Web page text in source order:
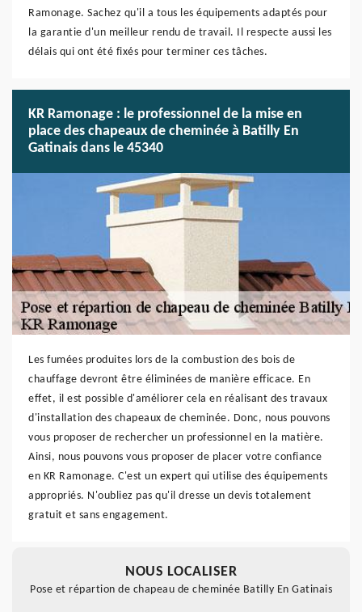
Ramonage. Sachez qu'il a tous les équipements adaptés pour
la garantie d'un meilleur rendu de travail. Il respecte aussi les
délais qui ont été fixés pour terminer ces tâches.
KR Ramonage : le professionnel de la mise en
place des chapeaux de cheminée à Batilly En
Gatinais dans le 45340
Les fumées produites lors de la combustion des bois de
chauffage devront être éliminées de manière efficace. En
effet, il est possible d'améliorer cela en réalisant des travaux
d'installation des chapeaux de cheminée. Donc, nous pouvons
vous proposer de rechercher un professionnel en la matière.
Ainsi, nous pouvons vous proposer de placer votre confiance
en KR Ramonage. C'est un expert qui utilise des équipements
appropriés. N'oubliez pas qu'il dresse un devis totalement
gratuit et sans engagement.
NOUS LOCALISER
Pose et répartion de chapeau de cheminée Batilly En Gatinais